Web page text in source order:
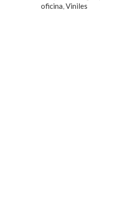
oficina,Viniles